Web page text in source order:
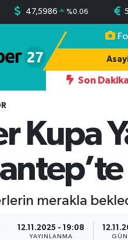
47,5986 %0.06
Son Dakika
İLÇE BAŞKANI OLUYOR
Kupa
merakla
12.11.2025 - 19:08
YAYINLANMA
ve Fikstür